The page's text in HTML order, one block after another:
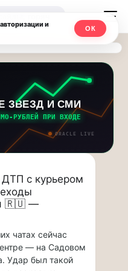
ЗВЕЗД И СМИ
РУБЛЕЙ ПРИ ВХОДЕ
ORACLE LIVE
с курьером
🇷🇺 —
чатах сейчас
— на Садовом
Удар был такой
и
ОК